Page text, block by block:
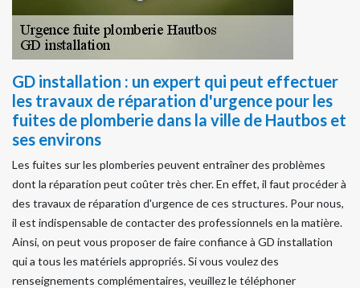
GD installation : un expert qui peut effectuer
les travaux de réparation d'urgence pour les
fuites de plomberie dans la ville de Hautbos et
ses environs
Les fuites sur les plomberies peuvent entraîner des problèmes
dont la réparation peut coûter très cher. En effet, il faut procéder à
des travaux de réparation d'urgence de ces structures. Pour nous,
il est indispensable de contacter des professionnels en la matière.
Ainsi, on peut vous proposer de faire confiance à GD installation
qui a tous les matériels appropriés. Si vous voulez des
renseignements complémentaires, veuillez le téléphoner